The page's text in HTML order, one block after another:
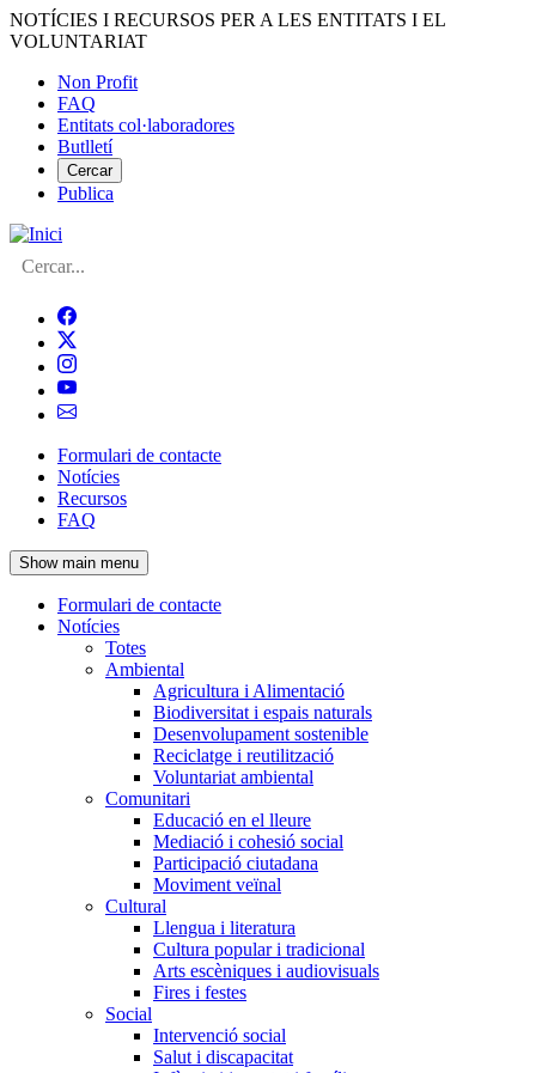
Vés
al
NOTÍCIES I RECURSOS PER A LES ENTITATS I EL
VOLUNTARIAT
Menú
del
compte
d'usuari
Non Profit
FAQ
Entitats col·laboradores
Butlletí
Cercar
Publica
Cerca
Navegació
principal
de
l'encapçalament
Formulari de contacte
Notícies
Recursos
FAQ
Show main menu
Navegació
principal
Formulari de contacte
Notícies
Totes
Ambiental
Agricultura i Alimentació
Biodiversitat i espais naturals
Desenvolupament sostenible
Reciclatge i reutilització
Voluntariat ambiental
Comunitari
Educació en el lleure
Mediació i cohesió social
Participació ciutadana
Moviment veïnal
Cultural
Llengua i literatura
Cultura popular i tradicional
Arts escèniques i audiovisuals
Fires i festes
Social
Intervenció social
Salut i discapacitat